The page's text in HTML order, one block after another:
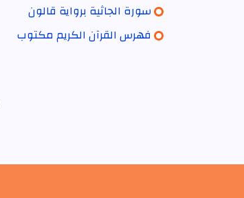
سورة الجاثية برواية قالون
فهرس القرآن الكريم مكتوب